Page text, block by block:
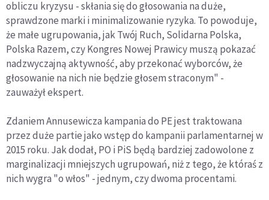
obliczu kryzysu - skłania się do głosowania na duże,
sprawdzone marki i minimalizowanie ryzyka. To powoduje,
że małe ugrupowania, jak Twój Ruch, Solidarna Polska,
Polska Razem, czy Kongres Nowej Prawicy muszą pokazać
nadzwyczajną aktywność, aby przekonać wyborców, że
głosowanie na nich nie będzie głosem straconym" -
zauważył ekspert.
Zdaniem Annusewicza kampania do PE jest traktowana
przez duże partie jako wstęp do kampanii parlamentarnej w
2015 roku. Jak dodał, PO i PiS będą bardziej zadowolone z
marginalizacji mniejszych ugrupowań, niż z tego, że któraś z
nich wygra "o włos" - jednym, czy dwoma procentami.